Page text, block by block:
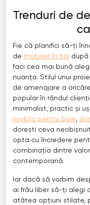
Trenduri de
Fie că planifici să-ți
de mobilier în hol
după
faci cea mai bună
nuanța. Stilul unui
de amenajare a
popular în rândul
minimalist, practic și
mobila pentru baie,
dorești ceva
opta cu încredere
combinația dintre
contemporană.
Iar dacă să vorbim
ai frâu liber să-ți alegi
atâtea opțiuni stilate,